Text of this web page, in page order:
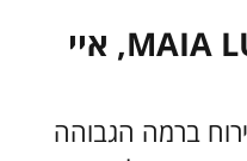
MAIA LUXURY RESORT .9, איי
ברמה הגבוהה